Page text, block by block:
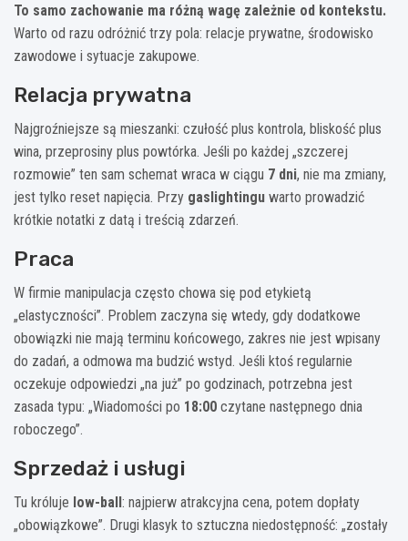
To samo zachowanie ma różną wagę zależnie od kontekstu.
Warto od razu odróżnić trzy pola: relacje prywatne, środowisko
zawodowe i sytuacje zakupowe.
Relacja prywatna
Najgroźniejsze są mieszanki: czułość plus kontrola, bliskość plus
wina, przeprosiny plus powtórka. Jeśli po każdej „szczerej
rozmowie” ten sam schemat wraca w ciągu 7 dni, nie ma zmiany,
jest tylko reset napięcia. Przy gaslightingu warto prowadzić
krótkie notatki z datą i treścią zdarzeń.
Praca
W firmie manipulacja często chowa się pod etykietą
„elastyczności”. Problem zaczyna się wtedy, gdy dodatkowe
obowiązki nie mają terminu końcowego, zakres nie jest wpisany
do zadań, a odmowa ma budzić wstyd. Jeśli ktoś regularnie
oczekuje odpowiedzi „na już” po godzinach, potrzebna jest
zasada typu: „Wiadomości po 18:00 czytane następnego dnia
roboczego”.
Sprzedaż i usługi
Tu króluje low-ball: najpierw atrakcyjna cena, potem dopłaty
„obowiązkowe”. Drugi klasyk to sztuczna niedostępność: „zostały